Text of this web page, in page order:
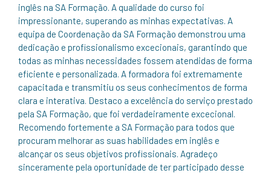
inglês na SA Formação. A qualidade do curso foi
impressionante, superando as minhas expectativas. A
equipa de Coordenação da SA Formação demonstrou uma
dedicação e profissionalismo excecionais, garantindo que
todas as minhas necessidades fossem atendidas de forma
eficiente e personalizada. A formadora foi extremamente
capacitada e transmitiu os seus conhecimentos de forma
clara e interativa. Destaco a excelência do serviço prestado
pela SA Formação, que foi verdadeiramente excecional.
Recomendo fortemente a SA Formação para todos que
procuram melhorar as suas habilidades em inglês e
alcançar os seus objetivos profissionais. Agradeço
sinceramente pela oportunidade de ter participado desse